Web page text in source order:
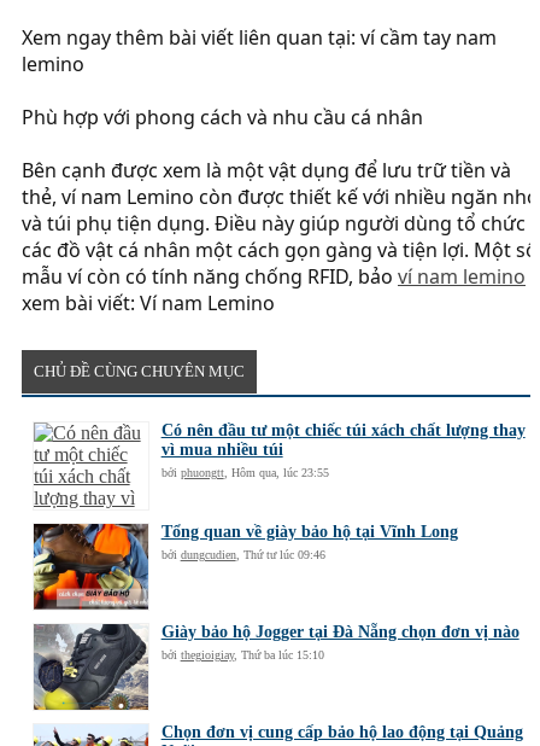
Xem ngay thêm bài viết liên quan tại: ví cầm tay nam
lemino
Phù hợp với phong cách và nhu cầu cá nhân
Bên cạnh được xem là một vật dụng để lưu trữ tiền và
thẻ, ví nam Lemino còn được thiết kế với nhiều ngăn nhỏ
và túi phụ tiện dụng. Điều này giúp người dùng tổ chức
các đồ vật cá nhân một cách gọn gàng và tiện lợi. Một số
mẫu ví còn có tính năng chống RFID, bảo ví nam lemino
xem bài viết: Ví nam Lemino
CHỦ ĐỀ CÙNG CHUYÊN MỤC
Có nên đầu tư một chiếc túi xách chất lượng thay
vì mua nhiều túi
bởi phuongtt, Hôm qua, lúc 23:55
Tổng quan về giày bảo hộ tại Vĩnh Long
bởi dungcudien, Thứ tư lúc 09:46
Giày bảo hộ Jogger tại Đà Nẵng chọn đơn vị nào
bởi thegioigiay, Thứ ba lúc 15:10
Chọn đơn vị cung cấp bảo hộ lao động tại Quảng